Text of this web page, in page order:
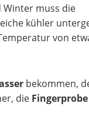
muss die
kühler
von
bekommen,
die